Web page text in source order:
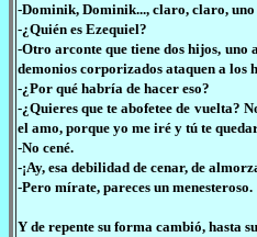
-Dominik, Dominik..., claro, claro, uno
-¿Quién es Ezequiel?
-Otro arconte que tiene dos hijos, uno
demonios corporizados ataquen a los
-¿Por qué habría de hacer eso?
-¿Quieres que te abofetee de vuelta?
el amo, porque yo me iré y tú te
-No cené.
-¡Ay, esa debilidad de cenar, de
-Pero mírate, pareces un menesteroso.
Y de repente su forma cambió, hasta